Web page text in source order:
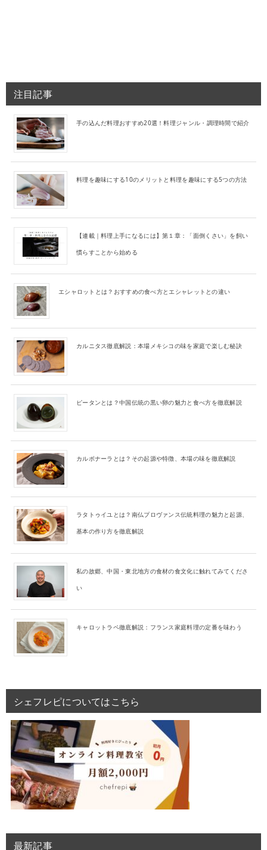
注目記事
手の込んだ料理おすすめ20選！料理ジャンル・調理時間で紹介
料理を趣味にする10のメリットと料理を趣味にする5つの方法
【連載｜料理上手になるには】第１章：「面倒くさい」を飼い
慣らすことから始める
エシャロットとは？おすすめの食べ方とエシャレットとの違い
カルニタス徹底解説：本場メキシコの味を家庭で楽しむ秘訣
ピータンとは？中国伝統の黒い卵の魅力と食べ方を徹底解説
カルボナーラとは？その起源や特徴、本場の味を徹底解説
ラタトゥイユとは？南仏プロヴァンス伝統料理の魅力と起源、
基本の作り方を徹底解説
私の故郷、中国・東北地方の食材の食文化に触れてみてくださ
い
キャロットラペ徹底解説：フランス家庭料理の定番を味わう
シェフレピについてはこちら
最新記事